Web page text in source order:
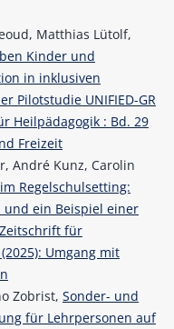
Matthias Lütolf,
Kinder und
in inklusiven
Pilotstudie UNIFIED-GR
Heilpädagogik : Bd. 29
Freizeit
André Kunz, Carolin
Regelschulsetting:
ein Beispiel einer
für
Umgang mit
Zobrist, Sonder- und
für Lehrpersonen auf